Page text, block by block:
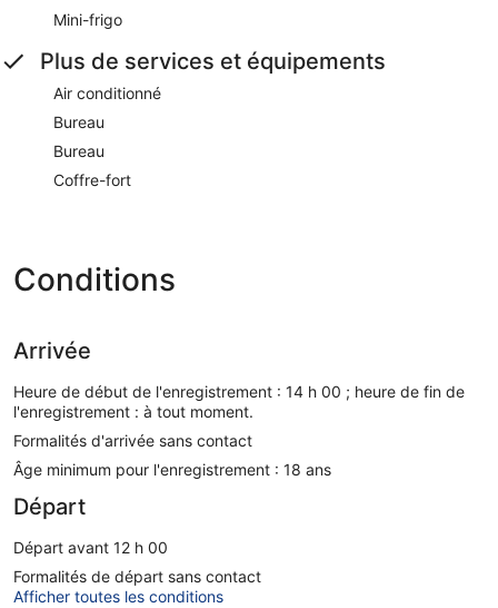
Mini-frigo
Plus de services et équipements
Air conditionné
Bureau
Bureau
Coffre-fort
Conditions
Arrivée
Heure de début de l'enregistrement : 14 h 00 ; heure de fin de
l'enregistrement : à tout moment.
Formalités d'arrivée sans contact
Âge minimum pour l'enregistrement : 18 ans
Départ
Départ avant 12 h 00
Formalités de départ sans contact
Afficher toutes les conditions